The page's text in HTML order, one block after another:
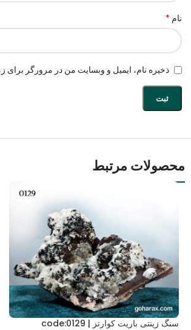
نام *
ذخیره نام، ایمیل و وبسایت من در مرورگر برای
محصولات مرتبط
سنگ زینتی باریت کوارتز | code:0129